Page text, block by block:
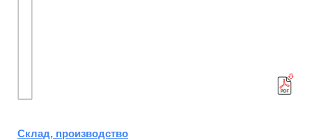
Склад, производство